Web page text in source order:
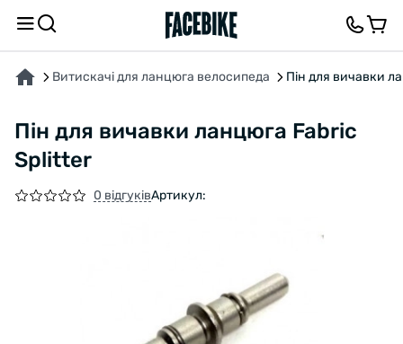
Витискачі для ланцюга велосипеда Пін для вичавки
Пін для вичавки ланцюга Fabric
Splitter
0 відгуківАртикул:
ПРО ТОВАР ВІДГУКИ ТА ЗАПИТАННЯ